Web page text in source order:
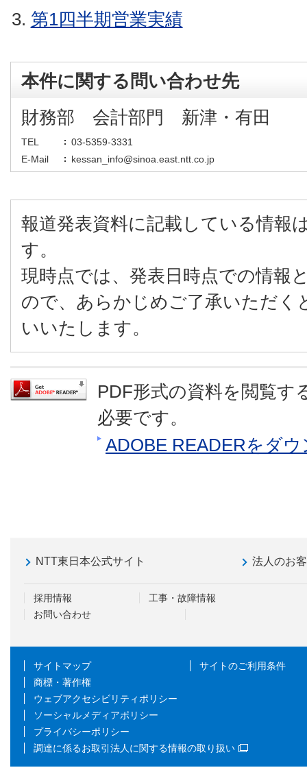
第1四半期営業実績
本件に関する問い合わせ先
財務部 会計部門 新津・有田
TEL
03-5359-3331
E-Mail
kessan_info@sinoa.east.ntt.co.jp
報道発表資料に記載している情報
す。
現時点では、発表日時点での情報
ので、あらかじめご了承いただく
いいたします。
PDF形式の資料を閲覧す
必要です。
ADOBE READERをダ
NTT東日本公式サイト 法人のお
採用情報
工事・故障情報
お問い合わせ
サイトマップ
サイトのご利用条件
商標・著作権
ウェブアクセシビリティポリシー
ソーシャルメディアポリシー
プライバシーポリシー
調達に係るお取引法人に関する情報の取り扱い